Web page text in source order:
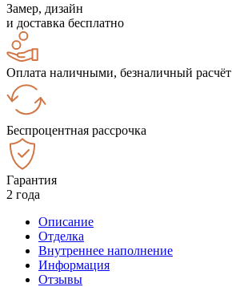
Замер, дизайн
и доставка бесплатно
Оплата наличными, безналичный расчёт
Беспроцентная рассрочка
Гарантия
2 года
Описание
Отделка
Внутреннее наполнение
Информация
Отзывы